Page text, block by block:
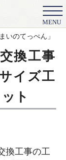
MENU
いのてっぺん」の
換工事
イズ工
ト
換工事の工